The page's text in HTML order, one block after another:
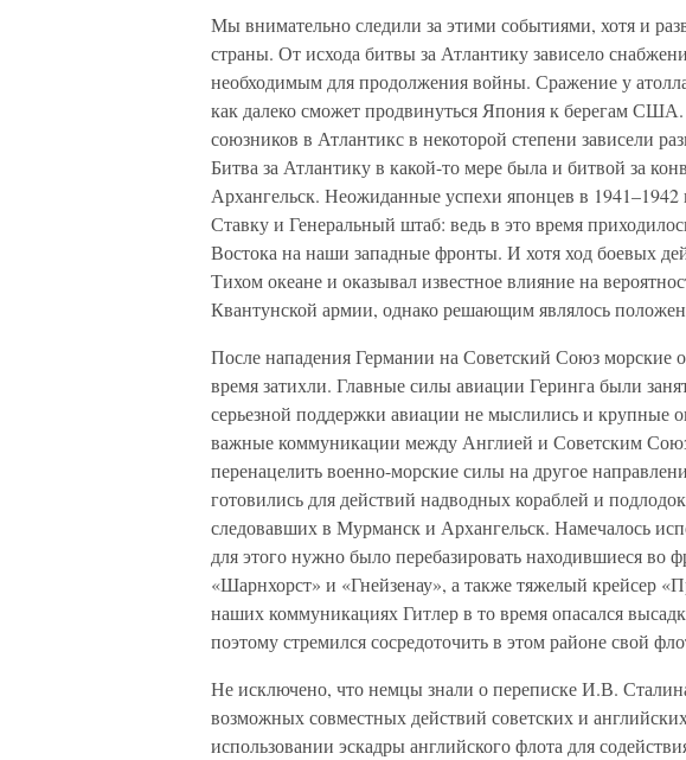
Мы внимательно следили за этими событиями, хотя и
страны. От исхода битвы за Атлантику зависело
необходимым для продолжения войны. Сражение у
как далеко сможет продвинуться Япония к берегам
союзников в Атлантикс в некоторой степени зависели
Битва за Атлантику в какой-то мере была и битвой за
Архангельск. Неожиданные успехи японцев в 1941–1942
Ставку и Генеральный штаб: ведь в это время
Востока на наши западные фронты. И хотя ход боевых
Тихом океане и оказывал известное влияние на
Квантунской армии, однако решающим являлось
После нападения Германии на Советский Союз морские
время затихли. Главные силы авиации Геринга были
серьезной поддержки авиации не мыслились и крупные
важные коммуникации между Англией и Советским
перенацелить военно-морские силы на другое
готовились для действий надводных кораблей и
следовавших в Мурманск и Архангельск. Намечалось
для этого нужно было перебазировать находившиеся во
«Шарнхорст» и «Гнейзенау», а также тяжелый крейсер
наших коммуникациях Гитлер в то время опасался
поэтому стремился сосредоточить в этом районе свой
Не исключено, что немцы знали о переписке И.В.
возможных совместных действий советских и
использовании эскадры английского флота для